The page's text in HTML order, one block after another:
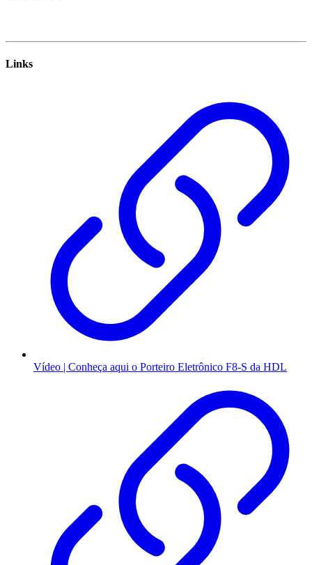
Links
Vídeo | Conheça aqui o Porteiro Eletrônico F8-S da HDL